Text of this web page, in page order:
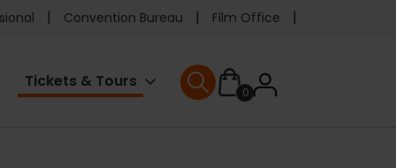
Convention Bureau Film Office
Tickets & Tours
0User
User menu